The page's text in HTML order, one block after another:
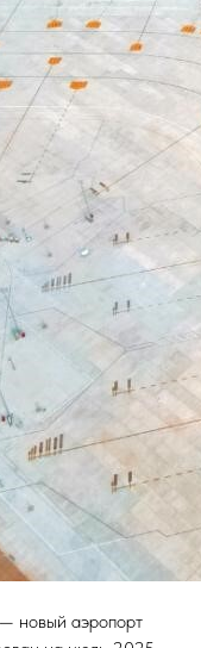
новый аэропорт